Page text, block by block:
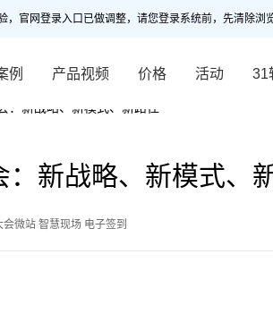
官网登录入口已做调整，请您登录系统前，先清除浏
例 产品视频 价格 活动 31
新战略、新模式、新路径
新战略、新模式、
微站 智慧现场 电子签到